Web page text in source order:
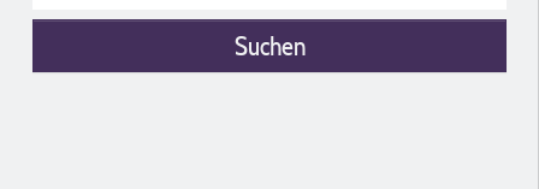
Suchen